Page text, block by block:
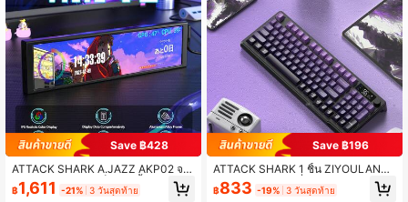
Save ฿428
ATTACK SHARK A.JAZZ AKP02 จอ
คอมพิวเตอร์ขนาดเล็ก 9.2 นิ้ว แสดงอุณ
หภูมิคอมพิวเตอร์ ข้อมูล CPU, GPU, R
฿1,611 -21% 3 วันสุดท้าย
Save ฿196
ATTACK SHARK 1 ชิ้น ZIYOULANG
M96 คีย์บอร์ดเกมมิ่งไร้สาย เมมเบรนสี
ครีมพร้อมไฟแบ็คไลท์สีรุ้ง, ปุ่มหมุนมีเดี
฿833 -19% 3 วันสุดท้าย